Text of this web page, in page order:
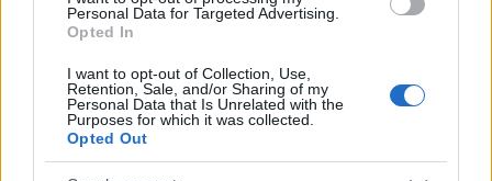
Personal Data for Targeted Advertising.
Opted In
I want to opt-out of Collection, Use,
Retention, Sale, and/or Sharing of my
Personal Data that Is Unrelated with the
Purposes for which it was collected.
Opted Out
szavakkal, gondoskodással, gesztusokkal
emlékeztessék arra magukat, hogy fontosak